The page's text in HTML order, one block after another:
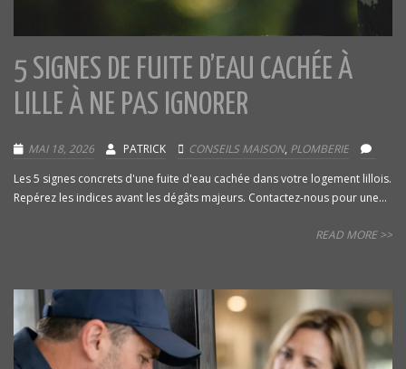
5 SIGNES DE FUITE D’EAU CACHÉE À
LILLE À NE PAS IGNORER
MAI 18, 2026 PATRICK CONSEILS MAISON, PLOMBERIE
Les 5 signes concrets d'une fuite d'eau cachée dans votre logement lillois.
Repérez les indices avant les dégâts majeurs. Contactez-nous pour une...
READ MORE >>